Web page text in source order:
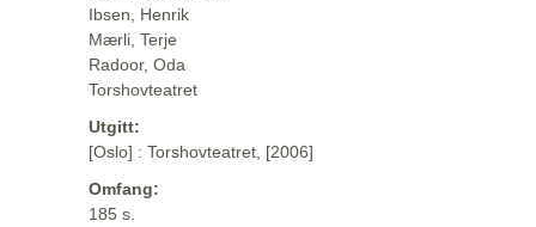
Ibsen, Henrik
Mærli, Terje
Radoor, Oda
Torshovteatret
Utgitt:
[Oslo] : Torshovteatret, [2006]
Omfang:
185 s.